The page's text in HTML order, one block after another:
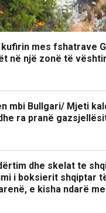
mes fshatrave
në një zonë të
mbi Bullgari/ Mjeti
ra pranë
dhe skelat te
i boksierit shqiptar
e kisha ndarë